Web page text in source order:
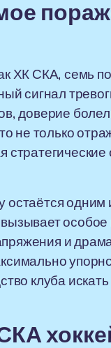
ХК СКА, семь
сигнал
доверие
не только
одним
особое
и
клуба